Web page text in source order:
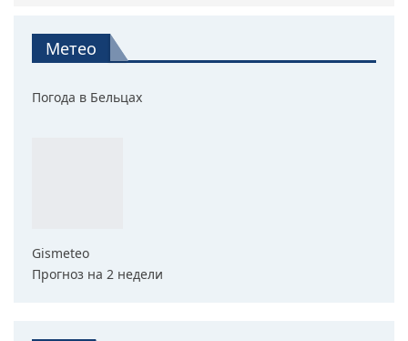
Метео
Погода в Бельцах
Gismeteo
Прогноз на 2 недели